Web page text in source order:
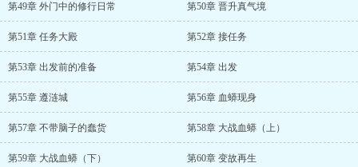
第49章 外门中的修行日常 第50章 晋升真气境
第51章 任务大殿 第52章 接任务
第53章 出发前的准备 第54章 出发
第55章 遵涟城 第56章 血蟒现身
第57章 不带脑子的蠢货 第58章 大战血蟒（上）
第59章 大战血蟒（下） 第60章 变故再生